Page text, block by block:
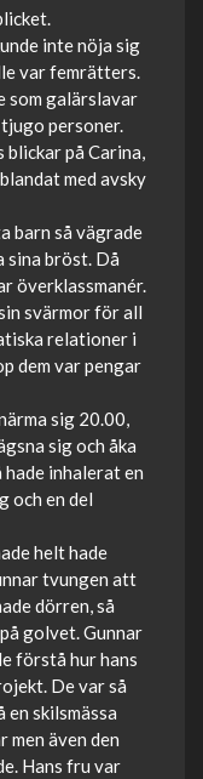
inte nöja sig
var femrätters.
som galärslavar
personer.
blickar på Carina,
med avsky
barn så vägrade
sina bröst. Då
överklassmanér.
svärmor för all
relationer i
dem var pengar
sig 20.00,
sig och åka
inhalerat en
och en del
helt hade
tvungen att
dörren, så
golvet. Gunnar
förstå hur hans
De var så
en skilsmässa
men även den
Hans fru var